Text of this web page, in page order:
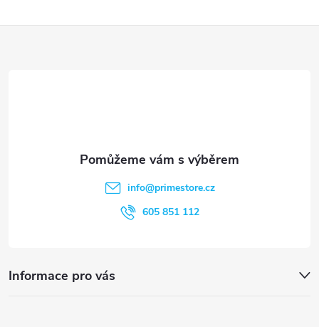
Informace pro vás
info@primestore.cz
605 851 112